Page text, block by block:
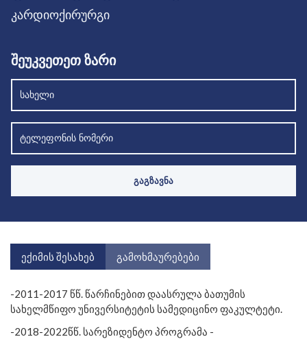
კარდიოქირურგი
შეუკვეთეთ ზარი
ექიმის შესახებ გამოხმაურებები
-2011-2017 წწ. წარჩინებით დაასრულა ბათუმის
სახელმწიფო უნივერსიტეტის სამედიცინო ფაკულტეტი.
-2018-2022წწ. სარეზიდენტო პროგრამა -